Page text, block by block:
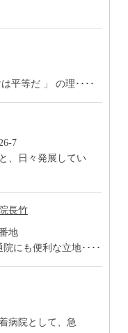
平等だ 」 の理････
7
、日々発展してい
長竹
地
にも便利な立地････
病院として、急